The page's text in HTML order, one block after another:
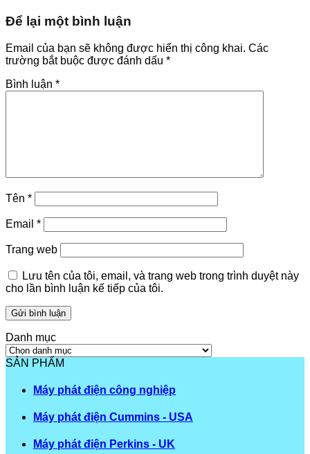
Để lại một bình luận
Email của bạn sẽ không được hiển thị công khai. Các
trường bắt buộc được đánh dấu *
Bình luận *
Tên *
Email *
Trang web
Lưu tên của tôi, email, và trang web trong trình duyệt này
cho lần bình luận kế tiếp của tôi.
Danh mục
Danh
mục
SẢN PHẨM
Máy phát điện công nghiệp
Máy phát điện Cummins - USA
Máy phát điện Perkins - UK